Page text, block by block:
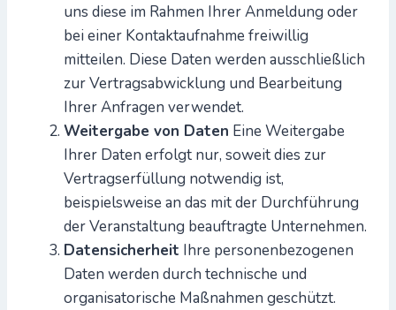
uns diese im Rahmen Ihrer Anmeldung oder
bei einer Kontaktaufnahme freiwillig
mitteilen. Diese Daten werden ausschließlich
zur Vertragsabwicklung und Bearbeitung
Ihrer Anfragen verwendet.
Weitergabe von Daten Eine Weitergabe
Ihrer Daten erfolgt nur, soweit dies zur
Vertragserfüllung notwendig ist,
beispielsweise an das mit der Durchführung
der Veranstaltung beauftragte Unternehmen.
Datensicherheit Ihre personenbezogenen
Daten werden durch technische und
organisatorische Maßnahmen geschützt.